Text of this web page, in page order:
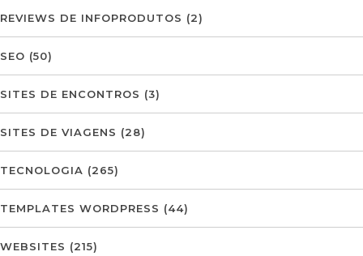
REVIEWS DE INFOPRODUTOS (2)
SEO (50)
SITES DE ENCONTROS (3)
SITES DE VIAGENS (28)
TECNOLOGIA (265)
TEMPLATES WORDPRESS (44)
WEBSITES (215)